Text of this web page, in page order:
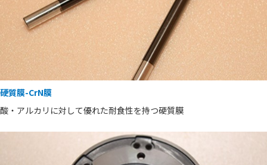
硬質膜-CrN膜
酸・アルカリに対して優れた耐食性を持つ硬質膜